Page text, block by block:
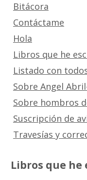
Bitácora
Contáctame
Hola
Libros que he
Listado con
Sobre Angel
Sobre hombros
Suscripción de
Travesías y
Libros que he